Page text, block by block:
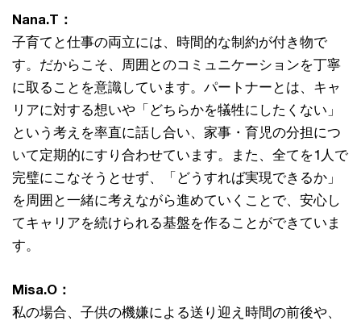
Nana.T：
子育てと仕事の両立には、時間的な制約が付き物で
す。だからこそ、周囲とのコミュニケーションを丁寧
に取ることを意識しています。パートナーとは、キャ
リアに対する想いや「どちらかを犠牲にしたくない」
という考えを率直に話し合い、家事・育児の分担につ
いて定期的にすり合わせています。また、全てを1人で
完璧にこなそうとせず、「どうすれば実現できるか」
を周囲と一緒に考えながら進めていくことで、安心し
てキャリアを続けられる基盤を作ることができていま
す。
Misa.O：
私の場合、子供の機嫌による送り迎え時間の前後や、